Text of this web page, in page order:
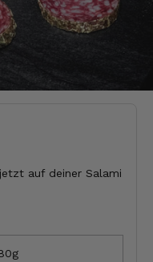
auf deiner Salami